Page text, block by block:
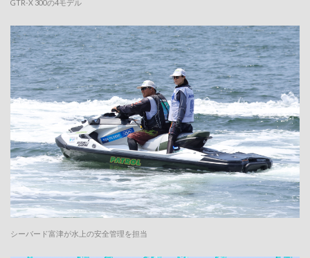
GTR-X 300の4モデル
シーバード富津が水上の安全管理を担当